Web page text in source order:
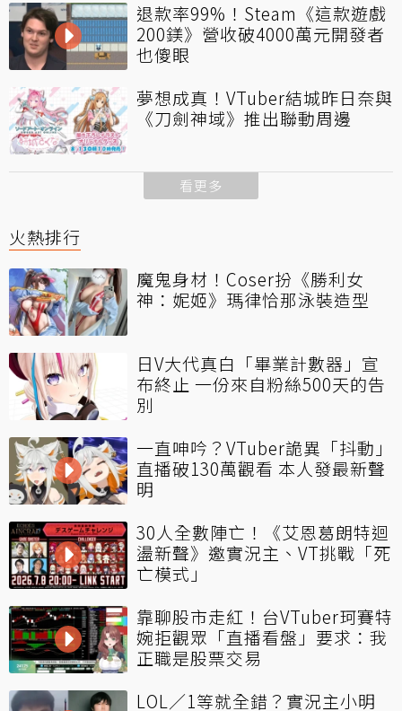
退款率99%！Steam《這款遊戲
200鎂》營收破4000萬元開發者
也傻眼
夢想成真！VTuber結城昨日奈與
《刀劍神域》推出聯動周邊
看更多
火熱排行
魔鬼身材！Coser扮《勝利女
神：妮姬》瑪律恰那泳裝造型
日V大代真白「畢業計數器」宣
布終止 一份來自粉絲500天的告
別
一直呻吟？VTuber詭異「抖動」
直播破130萬觀看 本人發最新聲
明
30人全數陣亡！《艾恩葛朗特迴
盪新聲》邀實況主、VT挑戰「死
亡模式」
靠聊股市走紅！台VTuber珂賽特
婉拒觀眾「直播看盤」要求：我
正職是股票交易
LOL／1等就全錯？實況主小明